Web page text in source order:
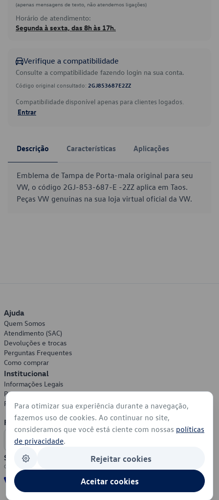
(apenas mensagens de texto, não atendemos ligações)
Horário de atendimento:
Segunda à sexta, das 8h às 17h.
Verifique a compatibilidade
Consulte a compatibilidade fazendo login na sua conta.
Código original consultado: 2GJ853687E2ZZ
Compatibilidade disponível apenas para clientes logados.
Entrar
Descrição Características Aplicações
Emblema de Tampa de Porta-mala original para seu
VW, o código 2GJ-853-687-E -2ZZ aplica em Taos.
Peças VW genuínas na sua loja virtual oficial da VW.
Ajuda
Quem Somos
Atendimento (SAC)
Devoluções e trocas
Perguntas Frequentes
Como comprar
Institucional
Informações Legais
Política de Privacidade
Política de Cookies
Formas de Pagamento
Segurança
Para otimizar sua experiência durante a navegação,
fazemos uso de cookies. Ao continuar no site,
consideramos que você está ciente com nossas políticas
de privacidade.
Rejeitar cookies
Aceitar cookies